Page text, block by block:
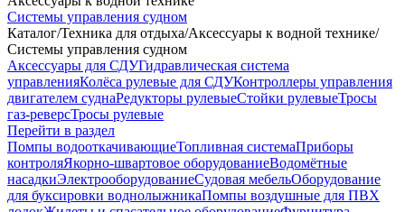
Системы управления судном
Каталог/Техника для отдыха/Аксессуары к водной технике/
Системы управления судном
Аксессуары для СДУГидравлическая система
управленияКолёса рулевые для СДУКонтроллеры управления
двигателем суднаРедукторы рулевыеСтойки рулевыеТросы
газ-реверсТросы рулевые
Перейти в раздел
Помпы водооткачивающиеТопливная системаПриборы
контроляЯкорно-швартовое оборудованиеВодомётные
насадкиЭлектрооборудованиеСудовая мебельОборудование
для буксировки воднолыжникаПомпы воздушные для ПВХ